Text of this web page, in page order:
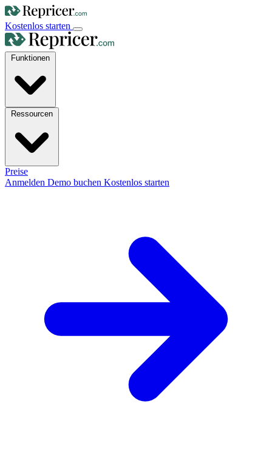
Kostenlos starten
Preise
Anmelden Demo buchen Kostenlos starten